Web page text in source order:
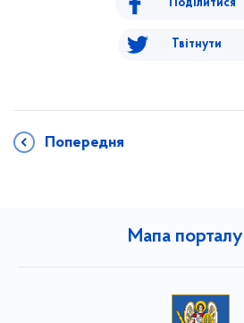
Поділитися
Твітнути
Попередня
Мапа порталу